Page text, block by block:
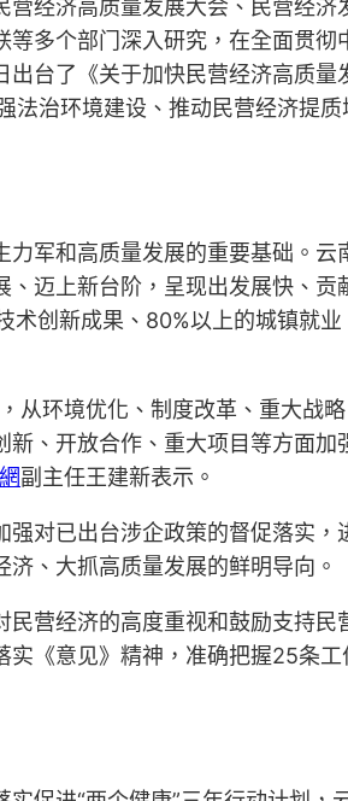
经济高质量发展大会、民营经
多个部门深入研究，在全面贯
台了《关于加快民营经济高质
治环境建设、推动民营经济提
军和高质量发展的重要基础。
迈上新台阶，呈现出发展快、
术创新成果、80%以上的城镇就
从环境优化、制度改革、重大战
、开放合作、重大项目等方面
副主任王建新表示。
对已出台涉企政策的督促落实
、大抓高质量发展的鲜明导向。
营经济的高度重视和鼓励支持
《意见》精神，准确把握25条